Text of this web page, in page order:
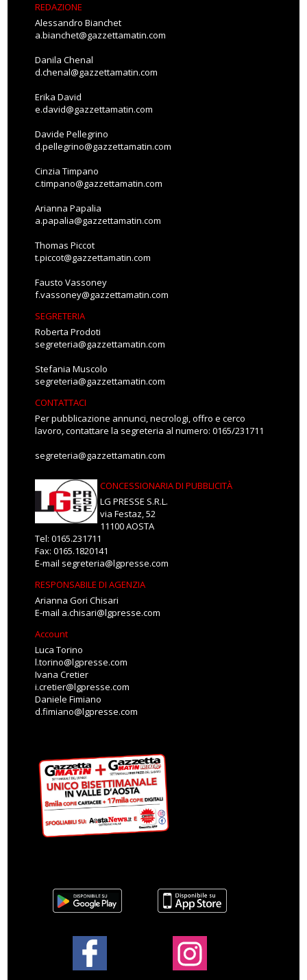
REDAZIONE
Alessandro Bianchet
a.bianchet@gazzettamatin.com
Danila Chenal
d.chenal@gazzettamatin.com
Erika David
e.david@gazzettamatin.com
Davide Pellegrino
d.pellegrino@gazzettamatin.com
Cinzia Timpano
c.timpano@gazzettamatin.com
Arianna Papalia
a.papalia@gazzettamatin.com
Thomas Piccot
t.piccot@gazzettamatin.com
Fausto Vassoney
f.vassoney@gazzettamatin.com
SEGRETERIA
Roberta Prodoti
segreteria@gazzettamatin.com
Stefania Muscolo
segreteria@gazzettamatin.com
CONTATTACI
Per pubblicazione annunci, necrologi, offro e cerco
lavoro, contattare la segreteria al numero: 0165/231711
segreteria@gazzettamatin.com
CONCESSIONARIA DI PUBBLICITÀ
LG PRESSE S.R.L.
via Festaz, 52
11100 AOSTA
Tel: 0165.231711
Fax: 0165.1820141
E-mail segreteria@lgpresse.com
RESPONSABILE DI AGENZIA
Arianna Gori Chisari
E-mail a.chisari@lgpresse.com
Account
Luca Torino
l.torino@lgpresse.com
Ivana Cretier
i.cretier@lgpresse.com
Daniele Fimiano
d.fimiano@lgpresse.com